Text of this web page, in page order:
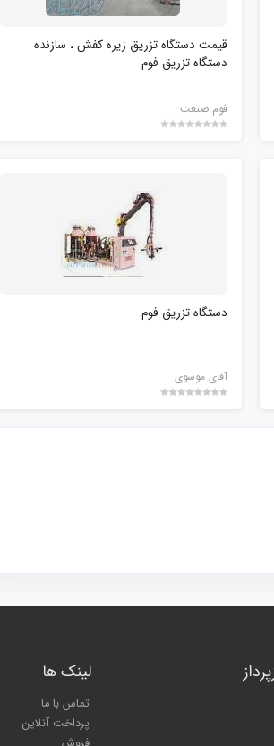
قیمت دستگاه تزریق زیره کفش ، سازنده
دستگاه تزریق فوم
فوم صنعت
دستگاه تزریق فوم
آقای موسوی
لینک ها
تماس با ما
پرداخت آنلاین